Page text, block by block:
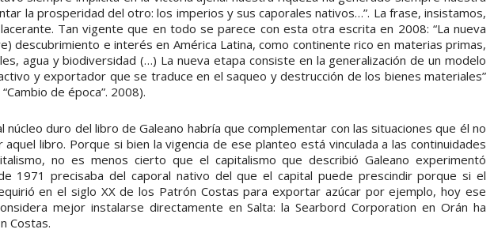
la prosperidad del otro: los imperios y sus caporales nativos…”. La frase, insistamos,
Tan vigente que en todo se parece con esta otra escrita en 2008: “La nueva
descubrimiento e interés en América Latina, como continente rico en materias primas,
agua y biodiversidad (…) La nueva etapa consiste en la generalización de un modelo
y exportador que se traduce en el saqueo y destrucción de los bienes materiales”
de época”. 2008).
núcleo duro del libro de Galeano habría que complementar con las situaciones que él no
libro. Porque si bien la vigencia de ese planteo está vinculada a las continuidades
no es menos cierto que el capitalismo que describió Galeano experimentó
1971 precisaba del caporal nativo del que el capital puede prescindir porque si el
en el siglo XX de los Patrón Costas para exportar azúcar por ejemplo, hoy ese
mejor instalarse directamente en Salta: la Searbord Corporation en Orán ha
Costas.